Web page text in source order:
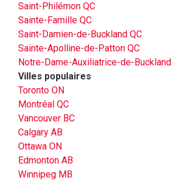
Saint-Philémon QC
Sainte-Famille QC
Saint-Damien-de-Buckland QC
Sainte-Apolline-de-Patton QC
Notre-Dame-Auxiliatrice-de-Buckland
Villes populaires
Toronto ON
Montréal QC
Vancouver BC
Calgary AB
Ottawa ON
Edmonton AB
Winnipeg MB